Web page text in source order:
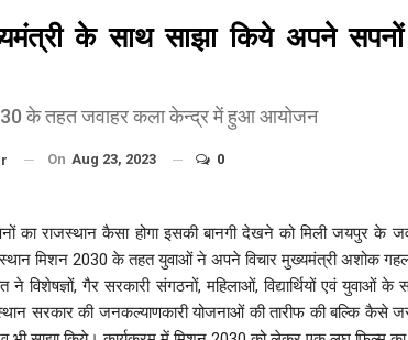
के साथ साझा किये अपने
के तहत जवाहर कला केन्द्र में हुआ आयोजन
On Aug 23, 2023 0
का राजस्थान कैसा होगा इसकी बानगी देखने को मिली जयपुर के
मिशन 2030 के तहत युवाओं ने अपने विचार मुख्यमंत्री अशोक
विशेषज्ञों, गैर सरकारी संगठनों, महिलाओं, विद्यार्थियों एवं युवाओं
सरकार की जनकल्याणकारी योजनाओं की तारीफ की बल्कि कैसे